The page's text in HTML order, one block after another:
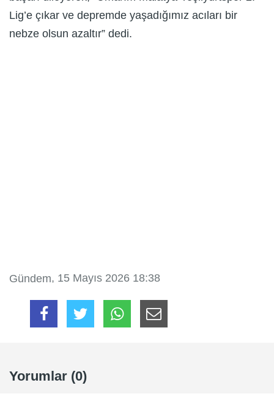
Lig’e çıkar ve depremde yaşadığımız acıları bir
nebze olsun azaltır” dedi.
Gündem, 15 Mayıs 2026 18:38
Yorumlar (0)